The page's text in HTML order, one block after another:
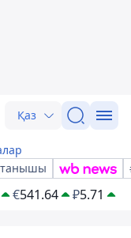
Қаз
€541.64 ₽5.71